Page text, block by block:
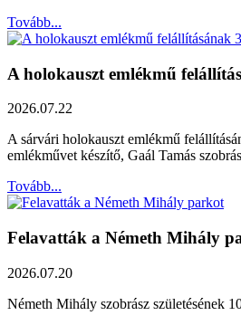
Tovább...
A holokauszt emlékmű
2026.07.22
A sárvári holokauszt emlékmű
emlékművet készítő, Gaál Tamás
Tovább...
Felavatták a Németh Mihály
2026.07.20
Németh Mihály szobrász születésének